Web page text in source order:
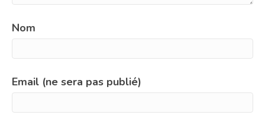
Nom
Email (ne sera pas publié)